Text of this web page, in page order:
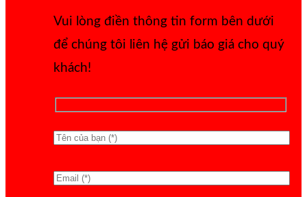
Vui lòng điền thông tin form bên dưới
để chúng tôi liên hệ gửi báo giá cho quý
khách!